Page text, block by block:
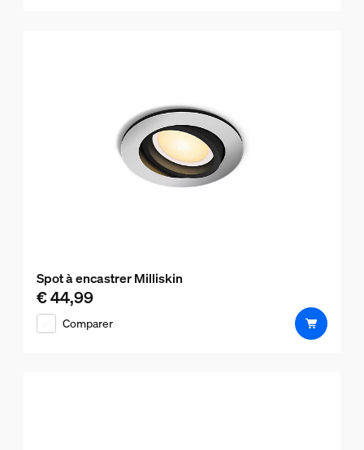
Spot à encastrer Milliskin
Le prix actuel est € 44,99
€ 44,99
Comparer